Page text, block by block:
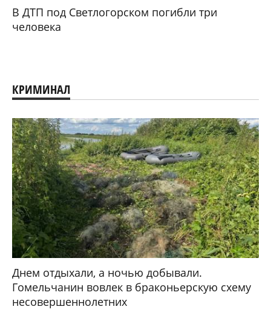
В ДТП под Светлогорском погибли три
человека
КРИМИНАЛ
Днем отдыхали, а ночью добывали.
Гомельчанин вовлек в браконьерскую схему
несовершеннолетних